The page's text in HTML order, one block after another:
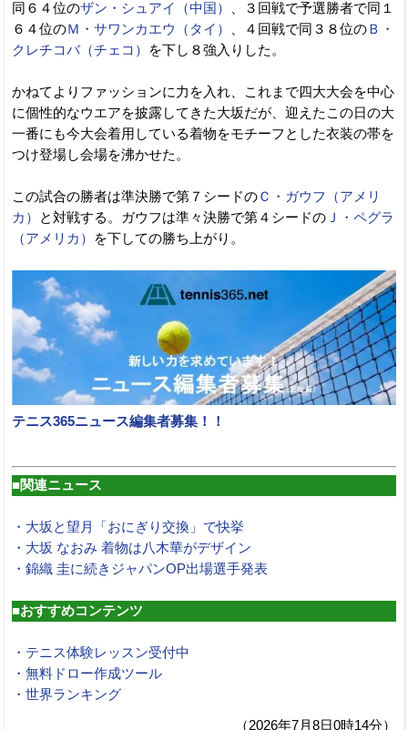
同６４位のザン・シュアイ（中国）
、３回戦で予選勝者で同１
６４位のＭ・サワンカエウ（タイ） 、４回戦で同３８位のＢ・
クレチコバ（チェコ）
を下し８強入りした。
かねてよりファッションに力を入れ、これまで四大大会を中心
に個性的なウエアを披露してきた大坂だが、迎えたこの日の大
一番にも今大会着用している着物をモチーフとした衣装の帯を
つけ登場し会場を沸かせた。
この試合の勝者は準決勝で第７シードのＣ・ガウフ（アメリ
カ）
と対戦する。ガウフは準々決勝で第４シードの Ｊ・ペグラ
（アメリカ）
を下しての勝ち上がり。
テニス365ニュース編集者募集！！
■関連ニュース
・大坂と望月「おにぎり交換」で快挙
・大坂 なおみ 着物は八木華がデザイン
・錦織 圭に続きジャパンOP出場選手発表
■おすすめコンテンツ
・テニス体験レッスン受付中
・無料ドロー作成ツール
・世界ランキング
（2026年7月8日0時14分）